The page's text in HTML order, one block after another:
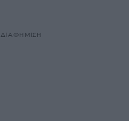
ΔΙΑΦΗΜΙΣΗ